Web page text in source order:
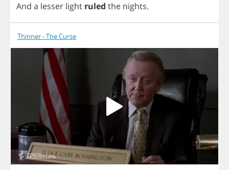
And a lesser light ruled the nights.
Thinner - The Curse